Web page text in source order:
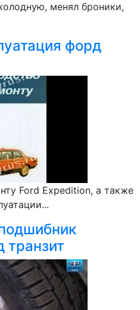
менял броники,
форд
Ford Expedition, а также
транзит